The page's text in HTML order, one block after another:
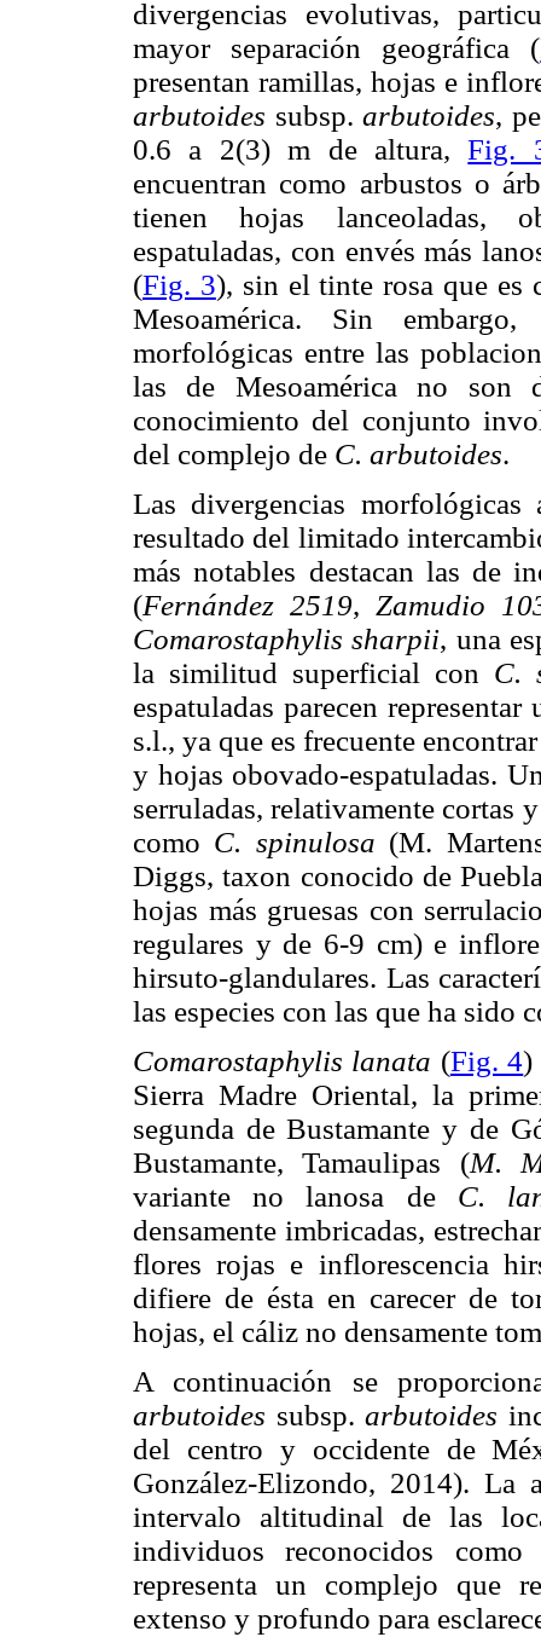
divergencias evolutivas,
mayor separación geográfica (
presentan ramillas, hojas e
arbutoides subsp. arbutoides,
0.6 a 2(3) m de altura,Fig.
encuentran como arbustos o
tienen hojas lanceoladas,
espatuladas, con envés más
(Fig. 3), sin el tinte rosa que es
Mesoamérica. Sin
morfológicas entre las
las de Mesoamérica no son
conocimiento del conjunto
del complejo de C. arbutoides.
Las divergencias morfológicas
resultado del limitado
más notables destacan las de
(Fernández 2519, Zamudio
Comarostaphylis sharpii, una
la similitud superficial con C.
espatuladas parecen
s.l., ya que es frecuente
y hojas obovado-espatuladas.
serruladas, relativamente cortas
como C. spinulosa (M.
Diggs, taxon conocido de
hojas más gruesas con
regulares y de 6-9 cm) e
hirsuto-glandulares. Las
las especies con las que ha sido
Comarostaphylis lanata (Fig. 4
Sierra Madre Oriental, la
segunda de Bustamante y de
Bustamante, Tamaulipas (M.
variante no lanosa de C.
densamente imbricadas,
flores rojas e inflorescencia
difiere de ésta en carecer de
hojas, el cáliz no densamente
A continuación se
arbutoides subsp. arbutoides
del centro y occidente de
González-Elizondo, 2014).
intervalo altitudinal de las
individuos reconocidos
representa un complejo que
extenso y profundo para